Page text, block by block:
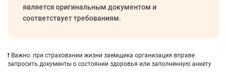
является оригинальным документом и
соответствует требованиям.
❗ Важно: при страховании жизни заемщика организация вправе
запросить документы о состоянии здоровья или заполненную анкету